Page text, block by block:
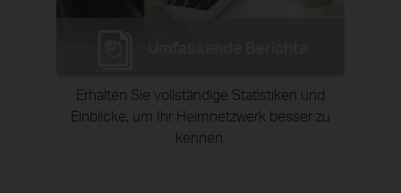
Erhalten Sie vollständige Statistiken und
Einblicke, um Ihr Heimnetzwerk besser zu
kennen.